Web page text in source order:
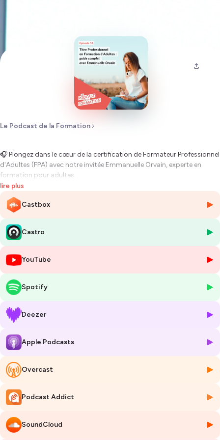
Le Podcast de la Formation
🎧 Plongez dans le cœur de la certification de Formateur Professionnel
d'Adultes (FPA) avec notre invitée Emmanuelle Orvain, experte en
formation pour adultes.
Dans cet épisode, nous explorons les quatre blocs de compétences
essentielles qui composent cette certification reconnue par le
Emmanuelle détaille la structure de l'examen, les meilleures stratégies
de préparation et l'importance d'adapter l'enseignement aux besoins
spécifiques des adultes en formation.
🎁 Un guide indispensable pour tous ceux qui aspirent à exceller dans
le domaine de la formation professionnelle et à obtenir cette
🔗 Besoin d'échanger avec Emmanuelle :
👇 Partagez vos expériences et vos questionnements sur les
communautés enseignantes sur notre page Facebook :
https://www.facebook.com/lehubdelaformation
👇 Rejoignez notre communauté sur LinkedIn :
https://www.linkedin.com/company/le-hub-de-la-formation/
🔔 Pour nous soutenir, abonnez-vous !
❤ Si vous aimez le podcast de la Formation : encouragez-nous avec
un avis ⭐⭐⭐⭐⭐ sur Apple podcast, Spotify ou sur votre plateforme
lire plus
Castbox
Castro
YouTube
Spotify
Deezer
Apple Podcasts
Overcast
Podcast Addict
SoundCloud